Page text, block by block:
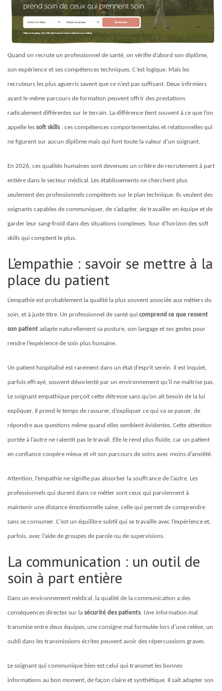
Quand on recrute un professionnel de santé, on vérifie d’abord son diplôme,
son expérience et ses compétences techniques. C’est logique. Mais les
recruteurs les plus aguerris savent que ce n’est pas suffisant. Deux infirmiers
ayant le même parcours de formation peuvent offrir des prestations
radicalement différentes sur le terrain. La différence tient souvent à ce que l’on
appelle les soft skills : ces compétences comportementales et relationnelles qui
ne figurent sur aucun diplôme mais qui font toute la valeur d’un soignant.
En 2026, ces qualités humaines sont devenues un critère de recrutement à part
entière dans le secteur médical. Les établissements ne cherchent plus
seulement des professionnels compétents sur le plan technique. Ils veulent des
soignants capables de communiquer, de s’adapter, de travailler en équipe et de
garder leur sang-froid dans des situations complexes. Tour d’horizon des soft
skills qui comptent le plus.
L’empathie : savoir se mettre à la
place du patient
L’empathie est probablement la qualité la plus souvent associée aux métiers du
soin, et à juste titre. Un professionnel de santé qui comprend ce que ressent
son patient adapte naturellement sa posture, son langage et ses gestes pour
rendre l’expérience de soin plus humaine.
Un patient hospitalisé est rarement dans un état d’esprit serein. Il est inquiet,
parfois effrayé, souvent désorienté par un environnement qu’il ne maîtrise pas.
Le soignant empathique perçoit cette détresse sans qu’on ait besoin de la lui
expliquer. Il prend le temps de rassurer, d’expliquer ce qui va se passer, de
répondre aux questions même quand elles semblent évidentes. Cette attention
portée à l’autre ne ralentit pas le travail. Elle le rend plus fluide, car un patient
en confiance coopère mieux et vit son parcours de soins avec moins d’anxiété.
Attention, l’empathie ne signifie pas absorber la souffrance de l’autre. Les
professionnels qui durent dans ce métier sont ceux qui parviennent à
maintenir une distance émotionnelle saine, celle qui permet de comprendre
sans se consumer. C’est un équilibre subtil qui se travaille avec l’expérience et,
parfois, avec l’aide de groupes de parole ou de supervisions.
La communication : un outil de
soin à part entière
Dans un environnement médical, la qualité de la communication a des
conséquences directes sur la sécurité des patients. Une information mal
transmise entre deux équipes, une consigne mal formulée lors d’une relève, un
oubli dans les transmissions écrites peuvent avoir des répercussions graves.
Le soignant qui communique bien est celui qui transmet les bonnes
informations au bon moment, de façon claire et synthétique. Il sait adapter son